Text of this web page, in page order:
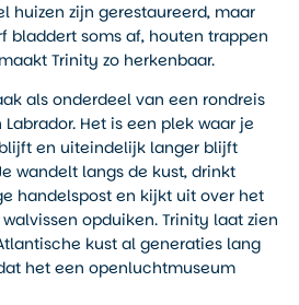
huizen zijn gerestaureerd, maar
bladdert soms af, houten trappen
Trinity zo herkenbaar.
als onderdeel van een rondreis
Het is een plek waar je
en uiteindelijk langer blijft
wandelt langs de kust, drinkt
handelspost en kijkt uit over het
opduiken. Trinity laat zien
kust al generaties lang
het een openluchtmuseum